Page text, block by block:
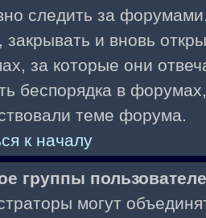
следить за
закрывать и вновь
за которые они
беспорядка в
теме форума.
к началу
группы
могут